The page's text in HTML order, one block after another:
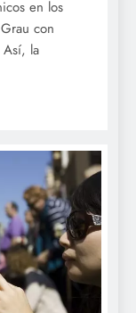
en los
con
Así, la